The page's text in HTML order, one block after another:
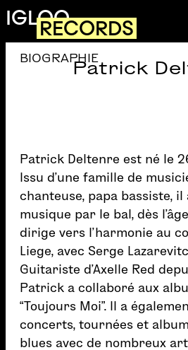
Aller au contenu principal
IGLOORECORDS
Patrick
BIOGRAPHIE
Patrick Deltenre est né le
Issu d’une famille de
chanteuse, papa bassiste,
musique par le bal, dès
dirige vers l’harmonie au
Liege, avec Serge
Guitariste d’Axelle Red
Patrick a collaboré aux
“Toujours Moi”. Il a
concerts, tournées et
blues avec de nombreux